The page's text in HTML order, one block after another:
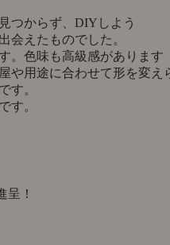
つからず、DIYしよう
会えたものでした。
。色味も高級感があります
や用途に合わせて形を変え
す。
す。
呈！